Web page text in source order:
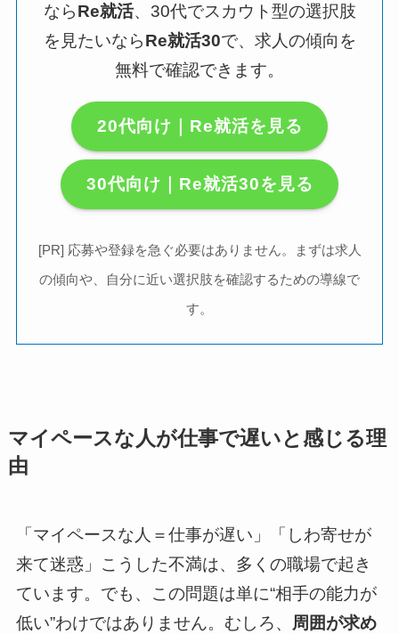
ならRe就活、30代でスカウト型の選択肢
を見たいならRe就活30で、求人の傾向を
無料で確認できます。
20代向け｜Re就活を見る
30代向け｜Re就活30を見る
[PR] 応募や登録を急ぐ必要はありません。まずは求人
の傾向や、自分に近い選択肢を確認するための導線で
す。
マイペースな人が仕事で遅いと感じる理
由
「マイペースな人＝仕事が遅い」「しわ寄せが
来て迷惑」こうした不満は、多くの職場で起き
ています。でも、この問題は単に“相手の能力が
低い”わけではありません。むしろ、 周囲が求め